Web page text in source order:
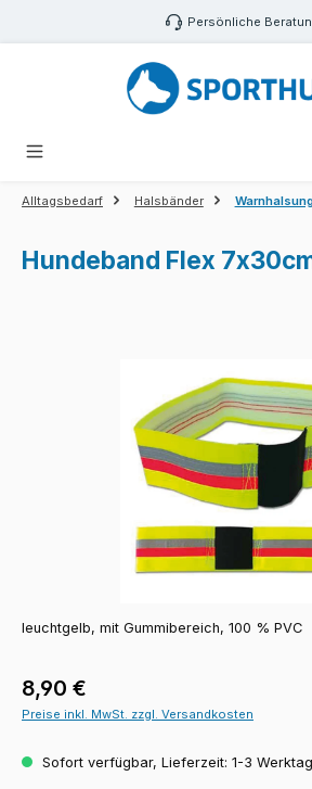
Zum Hauptinhalt springen Persönliche
Alltagsbedarf Halsbänder
Hundeband Flex
leuchtgelb, mit Gummibereich, 100 % PVC
Regulärer Preis:
8,90 €
Preise inkl. MwSt. zzgl. Versandkosten
Sofort verfügbar, Lieferzeit: 1-3